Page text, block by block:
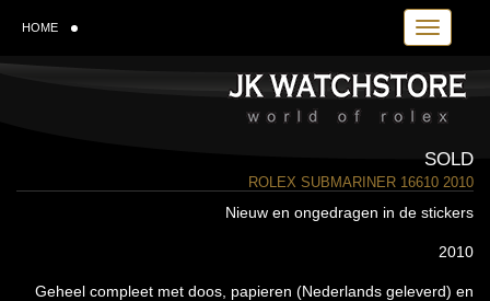
Toggle
HOME
SOLD
ROLEX SUBMARINER 16610 2010
Nieuw en ongedragen in de stickers
2010
Geheel compleet met doos, papieren (Nederlands geleverd) en